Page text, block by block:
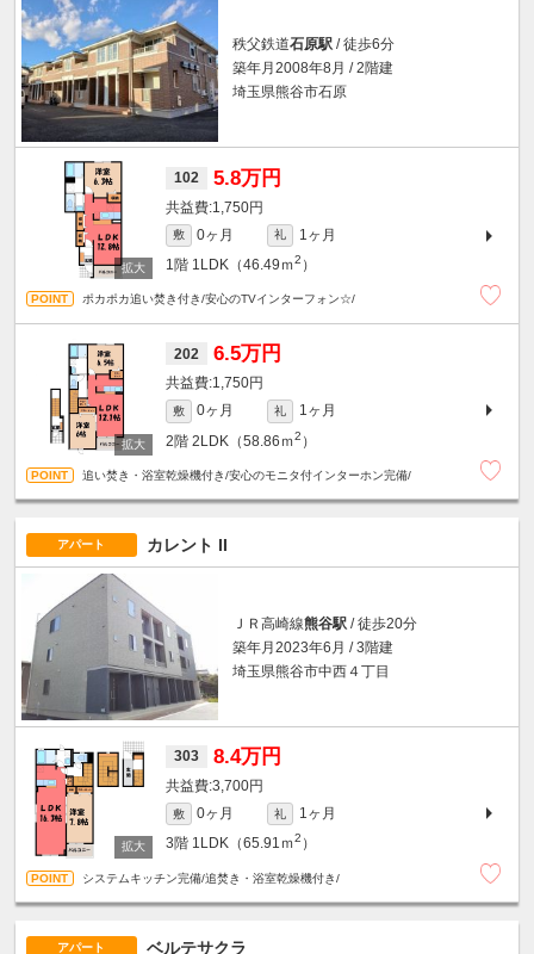
秩父鉄道石原駅 / 徒歩6分
築年月2008年8月 / 2階建
埼玉県熊谷市石原
102 5.8万円
1,750円
敷 0ヶ月 礼
1ヶ月
1階 1LDK（46.49ｍ2 ）
ポカポカ追い焚き付き/安心のTVインターフォン☆/
202 6.5万円
1,750円
敷 0ヶ月 礼
1ヶ月
2階 2LDK（58.86ｍ2 ）
追い焚き・浴室乾燥機付き/安心のモニタ付インターホン完備/
アパート カレント II
ＪＲ高崎線熊谷駅 / 徒歩20分
築年月2023年6月 / 3階建
埼玉県熊谷市中西４丁目
303 8.4万円
3,700円
敷 0ヶ月 礼
1ヶ月
3階 1LDK（65.91ｍ2 ）
システムキッチン完備/追焚き・浴室乾燥機付き/
アパート ベルテサクラ